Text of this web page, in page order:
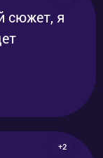
сюжет, я
+2